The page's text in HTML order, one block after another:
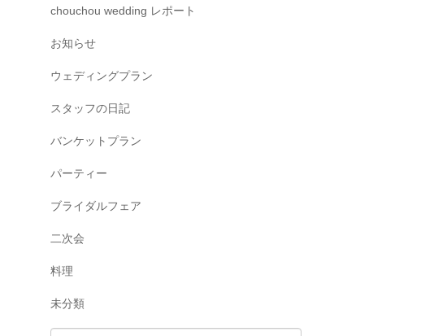
chouchou wedding レポート
お知らせ
ウェディングプラン
スタッフの日記
バンケットプラン
パーティー
ブライダルフェア
二次会
料理
未分類